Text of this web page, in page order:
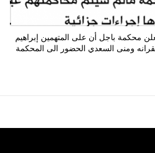
محكمة باجل أن على المتهمين إبراهيم
ومنى السعدي الحضور الى المحكمة